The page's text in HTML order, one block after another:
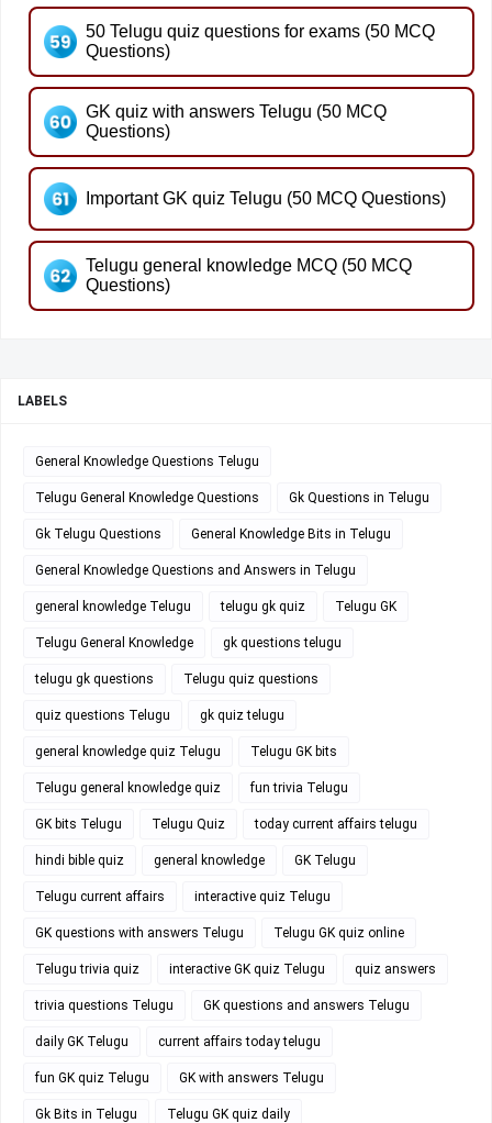
50 Telugu quiz questions for exams (50 MCQ
Questions)
GK quiz with answers Telugu (50 MCQ
Questions)
Important GK quiz Telugu (50 MCQ Questions)
Telugu general knowledge MCQ (50 MCQ
Questions)
LABELS
General Knowledge Questions Telugu
Telugu General Knowledge Questions Gk Questions in Telugu
Gk Telugu Questions General Knowledge Bits in Telugu
General Knowledge Questions and Answers in Telugu
general knowledge Telugu telugu gk quiz Telugu GK
Telugu General Knowledge gk questions telugu
telugu gk questions Telugu quiz questions
quiz questions Telugu gk quiz telugu
general knowledge quiz Telugu Telugu GK bits
Telugu general knowledge quiz fun trivia Telugu
GK bits Telugu Telugu Quiz today current affairs telugu
hindi bible quiz general knowledge GK Telugu
Telugu current affairs interactive quiz Telugu
GK questions with answers Telugu Telugu GK quiz online
Telugu trivia quiz interactive GK quiz Telugu quiz answers
trivia questions Telugu GK questions and answers Telugu
daily GK Telugu current affairs today telugu
fun GK quiz Telugu GK with answers Telugu
Gk Bits in Telugu Telugu GK quiz daily